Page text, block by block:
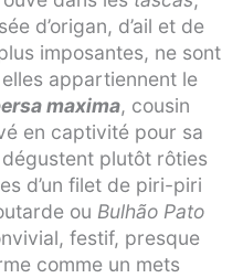
d’origan, d’ail et de
imposantes, ne sont
appartiennent le
maxima, cousin
en captivité pour sa
plutôt rôties
d’un filet de piri-piri
ou Bulhão Pato
festif, presque
comme un mets